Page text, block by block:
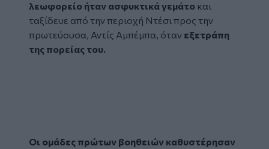
λεωφορείο ήταν ασφυκτικά γεμάτο και
ταξίδευε από την περιοχή Ντέσι προς την
πρωτεύουσα, Αντίς Αμπέμπα, όταν εξετράπη
της πορείας του.
Οι ομάδες πρώτων βοηθειών καθυστέρησαν